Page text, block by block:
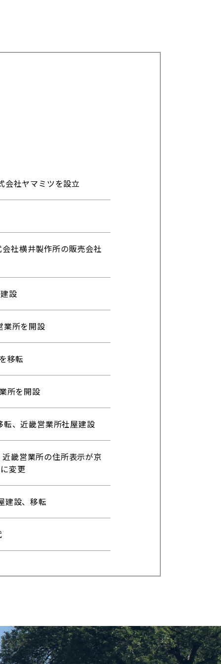
会社ヤマミツを設立
社横井製作所の販売会社
設
業所を開設
移転
所を開設
、近畿営業所社屋建設
畿営業所の住所表示が京
変更
建設、移転